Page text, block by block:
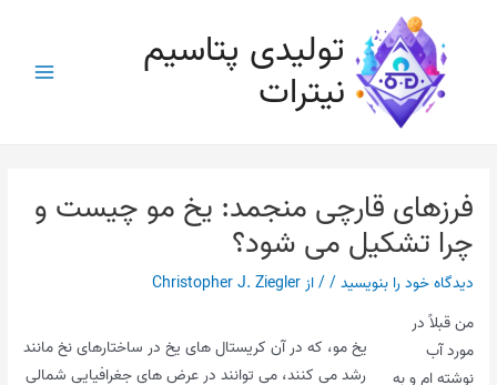
تولیدی پتاسیم
نیترات
Main
فرزهای قارچی منجمد: یخ مو چیست و
چرا تشکیل می شود؟
دیدگاه‌ خود را بنویسید// از Christopher J. Ziegler
یخ مو، که در آن کریستال های یخ در ساختارهای نخ مانند
رشد می کنند، می توانند در عرض های جغرافیایی شمالی
من قبلاً در
مورد آب
نوشته ام و به